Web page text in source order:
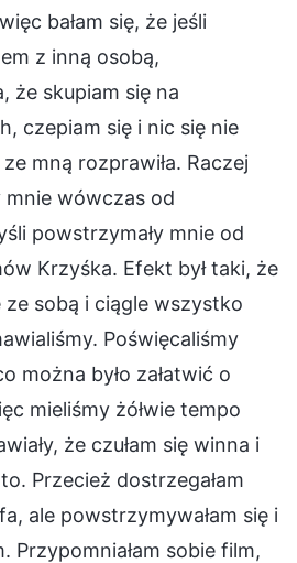
bałam się, że jeśli
z inną osobą,
że skupiam się na
czepiam się i nic się nie
mną rozprawiła. Raczej
mnie wówczas od
powstrzymały mnie od
Krzyśka. Efekt był taki, że
ze sobą i ciągle wszystko
Poświęcaliśmy
można było załatwić o
mieliśmy żółwie tempo
że czułam się winna i
Przecież dostrzegałam
ale powstrzymywałam się i
Przypomniałam sobie film,